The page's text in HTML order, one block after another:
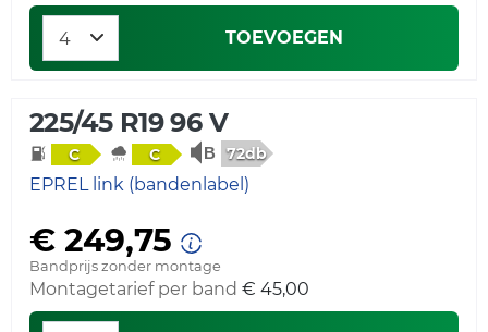
TOEVOEGEN
225/45 R19 96 V
C C 72db
EPREL link (bandenlabel)
€ 249,75
Bandprijs zonder montage
Montagetarief per band € 45,00